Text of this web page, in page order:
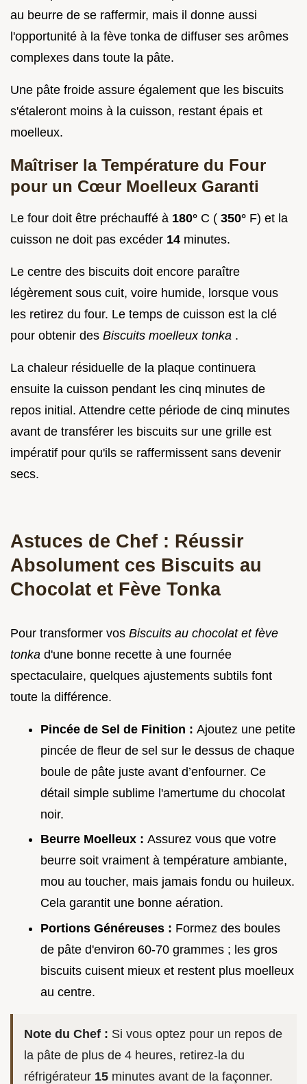
au beurre de se raffermir, mais il donne aussi
l'opportunité à la fève tonka de diffuser ses arômes
complexes dans toute la pâte.
Une pâte froide assure également que les biscuits
s'étaleront moins à la cuisson, restant épais et
moelleux.
Maîtriser la Température du Four
pour un Cœur Moelleux Garanti
Le four doit être préchauffé à 180° C ( 350° F) et la
cuisson ne doit pas excéder 14 minutes.
Le centre des biscuits doit encore paraître
légèrement sous cuit, voire humide, lorsque vous
les retirez du four. Le temps de cuisson est la clé
pour obtenir des Biscuits moelleux tonka .
La chaleur résiduelle de la plaque continuera
ensuite la cuisson pendant les cinq minutes de
repos initial. Attendre cette période de cinq minutes
avant de transférer les biscuits sur une grille est
impératif pour qu'ils se raffermissent sans devenir
secs.
Astuces de Chef : Réussir
Absolument ces Biscuits au
Chocolat et Fève Tonka
Pour transformer vos Biscuits au chocolat et fève
tonka d'une bonne recette à une fournée
spectaculaire, quelques ajustements subtils font
toute la différence.
Pincée de Sel de Finition : Ajoutez une petite
pincée de fleur de sel sur le dessus de chaque
boule de pâte juste avant d’enfourner. Ce
détail simple sublime l'amertume du chocolat
noir.
Beurre Moelleux : Assurez vous que votre
beurre soit vraiment à température ambiante,
mou au toucher, mais jamais fondu ou huileux.
Cela garantit une bonne aération.
Portions Généreuses : Formez des boules
de pâte d'environ 60-70 grammes ; les gros
biscuits cuisent mieux et restent plus moelleux
au centre.
Note du Chef : Si vous optez pour un repos de
la pâte de plus de 4 heures, retirez-la du
réfrigérateur 15 minutes avant de la façonner.